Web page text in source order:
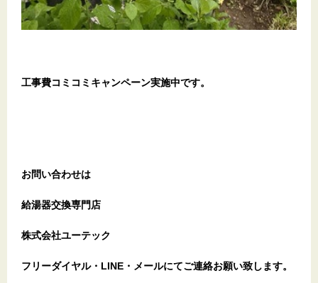
工事費コミコミキャンペーン実施中です。
お問い合わせは
給湯器交換専門店
株式会社ユーテック
フリーダイヤル・LINE・メールにてご連絡お願い致します。